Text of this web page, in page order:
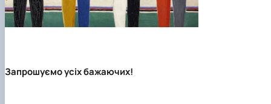
Запрошуємо усіх бажаючих!